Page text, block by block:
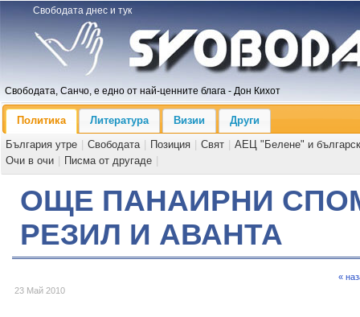
Свободата днес и тук
Свободата, Санчо, е едно от най-ценните блага - Дон Кихот
Политика Литература Визии
Други
България утре
Свободата Позиция Свят
АЕЦ "Белене" и
Очи в очи
Писма от другаде
ОЩЕ ПАНАИРНИ
РЕЗИЛ И АВАНТА
23 Май 2010
«